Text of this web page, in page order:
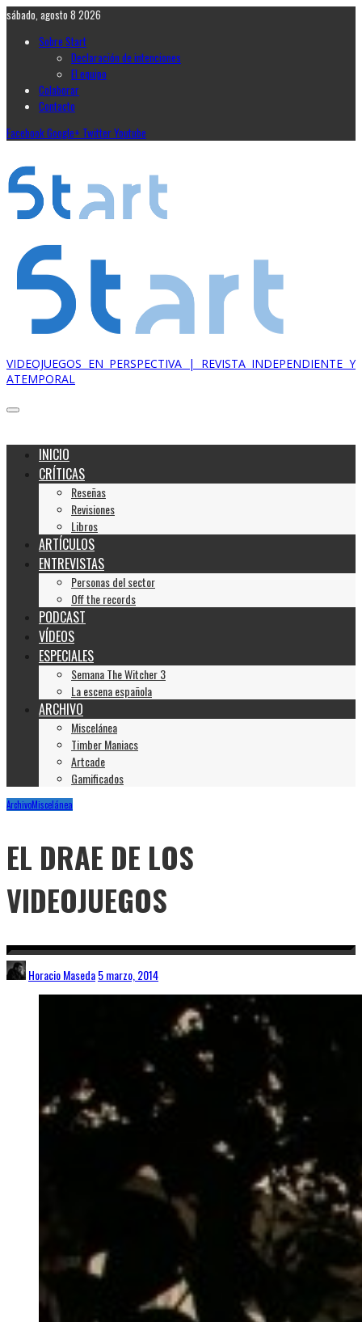
sábado, agosto 8 2026
Sobre Start
Declaración de intenciones
El equipo
Colaborar
Contacto
FacebookGoogle+ TwitterYoutube
VIDEOJUEGOS EN PERSPECTIVA | REVISTA INDEPENDIENTE Y
ATEMPORAL
INICIO
CRÍTICAS
Reseñas
Revisiones
Libros
ARTÍCULOS
ENTREVISTAS
Personas del sector
Off the records
PODCAST
VÍDEOS
ESPECIALES
Semana The Witcher 3
La escena española
ARCHIVO
Miscelánea
Timber Maniacs
Artcade
Gamificados
ArchivoMiscelánea
EL DRAE DE LOS
VIDEOJUEGOS
Horacio Maseda5 marzo, 2014